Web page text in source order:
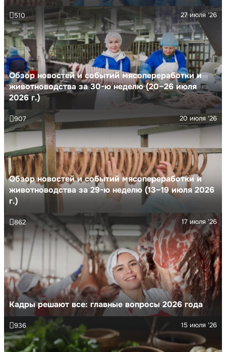
Обзор новостей и событий мясопереработки и
животноводства за 30-ю неделю (20–26 июля
2026 г.)
27 июля '26
510
Обзор новостей и событий мясопереработки и
животноводства за 29-ю неделю (13–19 июля 2026
г.)
20 июля '26
907
Кадры решают все: главные вопросы 2026 года
17 июля '26
862
15 июля '26
936